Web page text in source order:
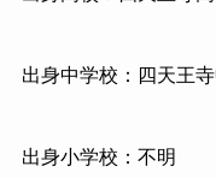
出身中学校：四天王
出身小学校：不明